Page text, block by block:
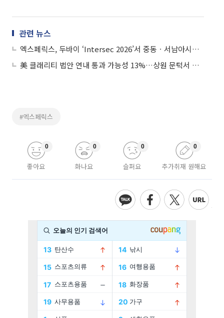
관련 뉴스
엑스페릭스, 두바이 ‘Intersec 2026’서 중동ㆍ서남아시아 등 시장 공략 본격화
美 클래리티 법안 연내 통과 가능성 13%…상원 문턱서 제동
#엑스페릭스
좋아요
0
화나요
0
슬퍼요
0
추가취재 원해요
0